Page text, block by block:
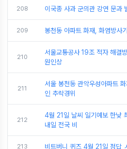
208 이국종 사과 군의관 강연 문과
209 봉천동 아파트 화재, 화염방사
210
서울교통공사 19조 적자 해결
원인상
211
서울 봉천동 관악우성아파트
인 추락경위
212
4월 21일 날씨 일기예보 한낮
내일 전국 비
213 비트버니 퀴즈 4월 21일 정답